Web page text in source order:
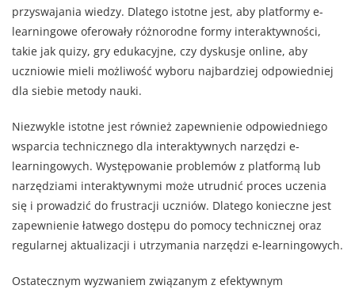
przyswajania wiedzy. Dlatego istotne jest, aby platformy e-
learningowe oferowały różnorodne formy interaktywności,
takie jak quizy, gry edukacyjne, czy dyskusje online, aby
uczniowie mieli możliwość wyboru najbardziej odpowiedniej
dla siebie metody nauki.
Niezwykle istotne jest również zapewnienie odpowiedniego
wsparcia technicznego dla interaktywnych narzędzi e-
learningowych. Występowanie problemów z platformą lub
narzędziami interaktywnymi może utrudnić proces uczenia
się i prowadzić do frustracji uczniów. Dlatego konieczne jest
zapewnienie łatwego dostępu do pomocy technicznej oraz
regularnej aktualizacji i utrzymania narzędzi e-learningowych.
Ostatecznym wyzwaniem związanym z efektywnym